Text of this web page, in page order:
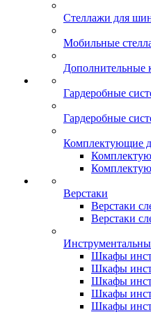
Стеллажи для
Мобильные
Дополнительные
Гардеробные
Гардеробные
Комплектующие
Верстаки
Верстаки
Верстаки
Шкафы
Шкафы
Шкафы
Шкафы
Шкафы